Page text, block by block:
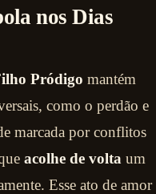
nos Dias
Pródigo mantém
como o perdão e
marcada por conflitos
acolhe de volta um
Esse ato de amor